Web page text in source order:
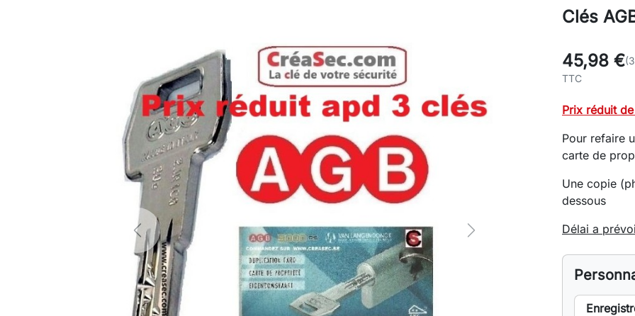
Previous Next
Clés
45,98 €
TTC
Prix réduit
Pour refaire
carte de
Une copie
dessous
Délai a